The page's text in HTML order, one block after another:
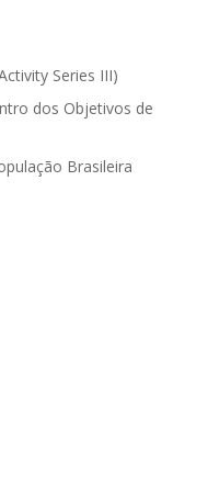
Series III)
dos Objetivos de
Brasileira